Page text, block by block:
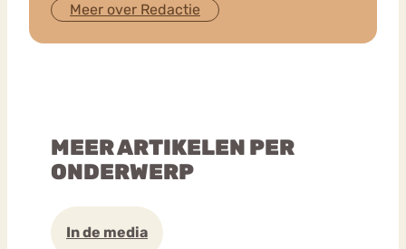
Meer over Redactie
MEER ARTIKELEN PER
ONDERWERP
In de media